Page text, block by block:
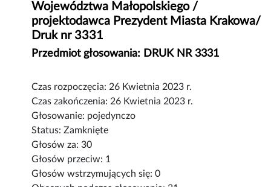
Województwa Małopolskiego /
projektodawca Prezydent Miasta Krakowa/
Druk nr 3331
Przedmiot głosowania: DRUK NR 3331
Czas rozpoczęcia: 26 Kwietnia 2023 r.
Czas zakończenia: 26 Kwietnia 2023 r.
Głosowanie: pojedynczo
Status: Zamknięte
Głosów za: 30
Głosów przeciw: 1
Głosów wstrzymujących się: 0